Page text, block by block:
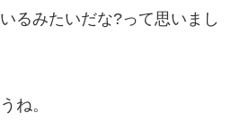
るみたいだな?って思いまし
ね。